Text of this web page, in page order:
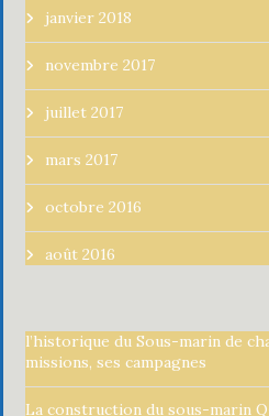
janvier 2018
novembre 2017
juillet 2017
mars 2017
octobre 2016
août 2016
l’historique du Sous-marin de
missions, ses campagnes
La construction du sous-marin